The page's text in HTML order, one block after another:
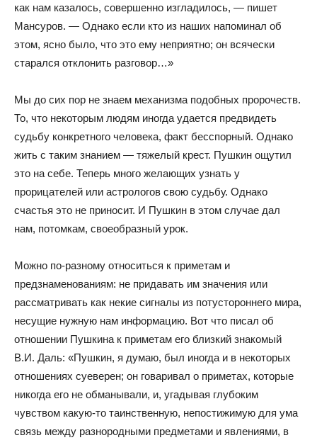
как нам казалось, совершенно изгладилось, — пишет
Мансуров. — Однако если кто из наших напоминал об
этом, ясно было, что это ему неприятно; он всячески
старался отклонить разговор…»
Мы до сих пор не знаем механизма подобных пророчеств.
То, что некоторым людям иногда удается предвидеть
судьбу конкретного человека, факт бесспорный. Однако
жить с таким знанием — тяжелый крест. Пушкин ощутил
это на себе. Теперь много желающих узнать у
прорицателей или астрологов свою судьбу. Однако
счастья это не приносит. И Пушкин в этом случае дал
нам, потомкам, своеобразный урок.
Можно по-разному относиться к приметам и
предзнаменованиям: не придавать им значения или
рассматривать как некие сигналы из потустороннего мира,
несущие нужную нам информацию. Вот что писал об
отношении Пушкина к приметам его близкий знакомый
В.И. Даль: «Пушкин, я думаю, был иногда и в некоторых
отношениях суеверен; он говаривал о приметах, которые
никогда его не обманывали, и, угадывая глубоким
чувством какую-то таинственную, непостижимую для ума
связь между разнородными предметами и явлениями, в